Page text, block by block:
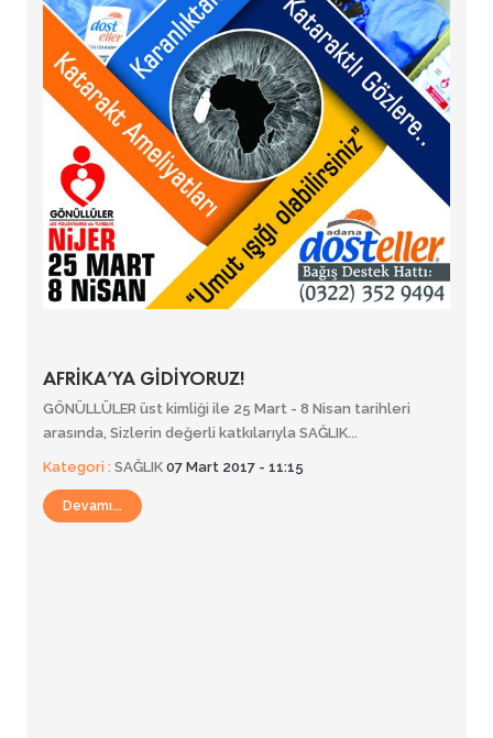
AFRİKA’YA GİDİYORUZ!
GÖNÜLLÜLER üst kimliği ile 25 Mart - 8 Nisan tarihleri
arasında, Sizlerin değerli katkılarıyla SAĞLIK...
Kategori : SAĞLIK 07 Mart 2017 - 11:15
Devamı...